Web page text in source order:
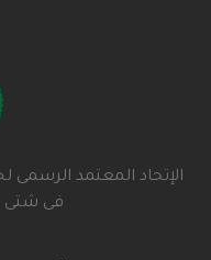
الإتحاد المعتمد الرسمى
فى شتى